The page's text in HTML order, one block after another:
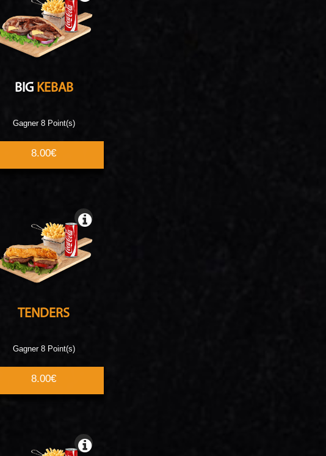
BIGKEBAB
Gagner 8 Point(s)
8.00€
TENDERS
Gagner 8 Point(s)
8.00€